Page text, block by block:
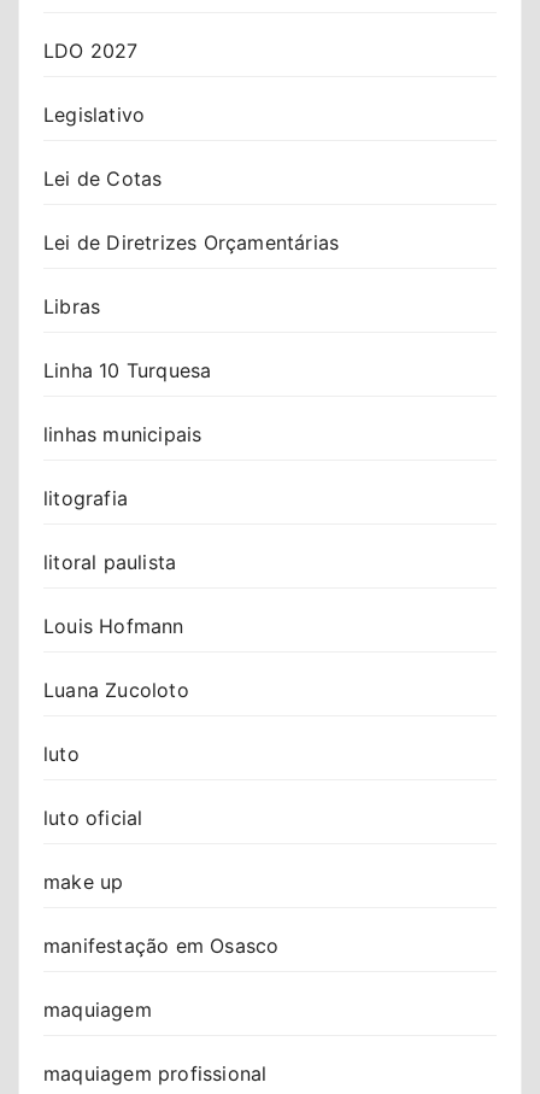
LDO 2027
Legislativo
Lei de Cotas
Lei de Diretrizes Orçamentárias
Libras
Linha 10 Turquesa
linhas municipais
litografia
litoral paulista
Louis Hofmann
Luana Zucoloto
luto
luto oficial
make up
manifestação em Osasco
maquiagem
maquiagem profissional